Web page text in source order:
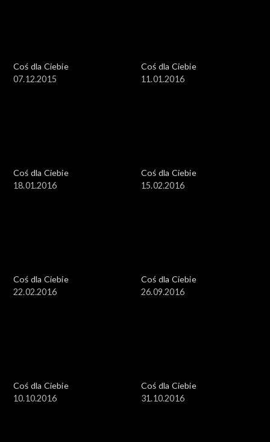
Coś dla Ciebie
07.12.2015
Coś dla Ciebie
11.01.2016
Coś dla Ciebie
18.01.2016
Coś dla Ciebie
15.02.2016
Coś dla Ciebie
22.02.2016
Coś dla Ciebie
26.09.2016
Coś dla Ciebie
10.10.2016
Coś dla Ciebie
31.10.2016